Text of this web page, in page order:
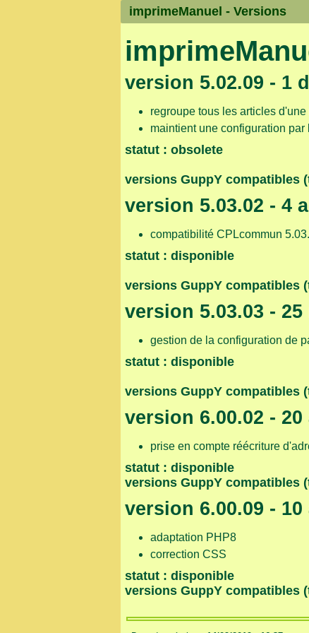
imprimeManuel - Versions
version 5.02.09 - 1
regroupe tous les articles
maintient une configuration par
statut : obsolete
versions GuppY compatibles
version 5.03.02 - 4
compatibilité CPLcommun
statut : disponible
versions GuppY compatibles
version 5.03.03 -
gestion de la configuration de
statut : disponible
versions GuppY compatibles
version 6.00.02 - 20
prise en compte réécriture
statut : disponible
versions GuppY compatibles
version 6.00.09 - 10
adaptation PHP8
correction CSS
statut : disponible
versions GuppY compatibles